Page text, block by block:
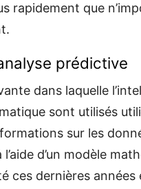
rapidement que
prédictive
dans laquelle
sont utilisés
sur les
d’un modèle
ces dernières